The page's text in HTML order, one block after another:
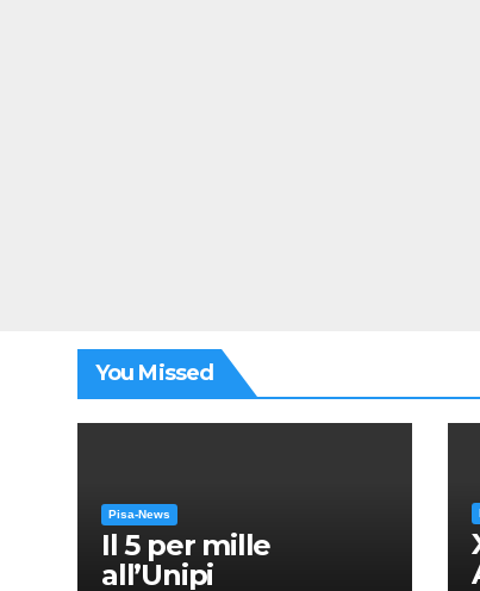
You Missed
Pisa-News
Il 5 per mille
all’Unipi